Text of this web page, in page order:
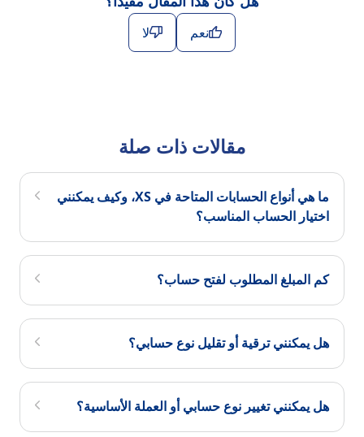
نعم لا
مقالات ذات صلة
ما هي أنواع الحسابات المتاحة في XS، وكيف يمكنني
اختيار الحساب المناسب؟
كم المبلغ المطلوب لفتح حساب؟
هل يمكنني ترقية أو تقليل نوع حسابي؟
هل يمكنني تغيير نوع حسابي أو العملة الأساسية؟